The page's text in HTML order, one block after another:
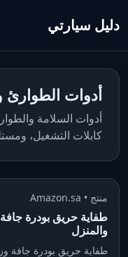
دليل سيارتي
أدوات الطوارئ
أدوات السلامة
كابلات التشغيل،
منتج • Amazon.sa
والمنزل